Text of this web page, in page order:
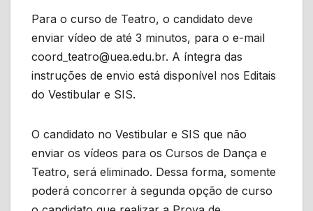
Para o curso de Teatro, o candidato deve
enviar vídeo de até 3 minutos, para o e-mail
coord_teatro@uea.edu.br. A íntegra das
instruções de envio está disponível nos Editais
do Vestibular e SIS.
O candidato no Vestibular e SIS que não
enviar os vídeos para os Cursos de Dança e
Teatro, será eliminado. Dessa forma, somente
poderá concorrer à segunda opção de curso